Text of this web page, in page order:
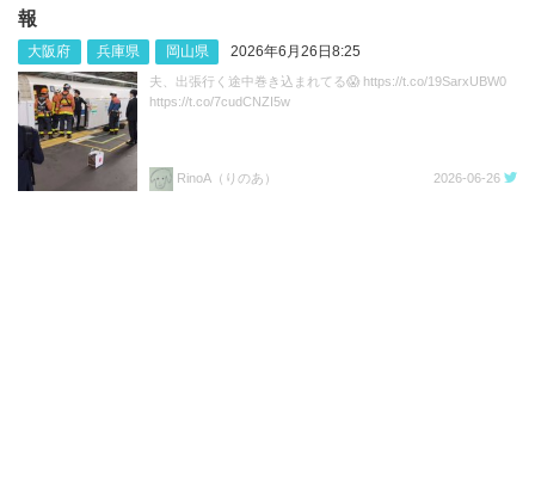
報
大阪府 兵庫県 岡山県 2026年6月26日8:25
夫、出張行く途中巻き込まれてる😱 https://t.co/19SarxUBW0
https://t.co/7cudCNZI5w
RinoA（りのあ） 2026-06-26